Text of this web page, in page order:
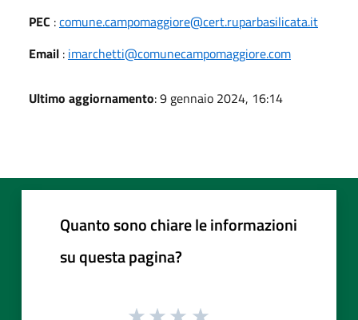
PEC :comune.campomaggiore@cert.ruparbasilicata.it
Email : imarchetti@comunecampomaggiore.com
Ultimo aggiornamento: 9 gennaio 2024, 16:14
Quanto sono chiare le informazioni
su questa pagina?